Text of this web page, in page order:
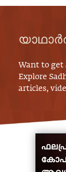
Want to get
Explore
articles,